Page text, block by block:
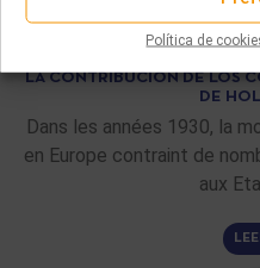
Política de 02/
LA CONTRIBUCIÓN DE LOS
DE
Dans les années 1930, la
en Europe contraint de
aux